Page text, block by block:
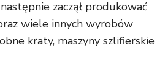
zaczął produkować
wiele innych wyrobów
kraty, maszyny szlifierskie